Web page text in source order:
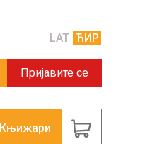
LAT ЋИР
Пријавите се